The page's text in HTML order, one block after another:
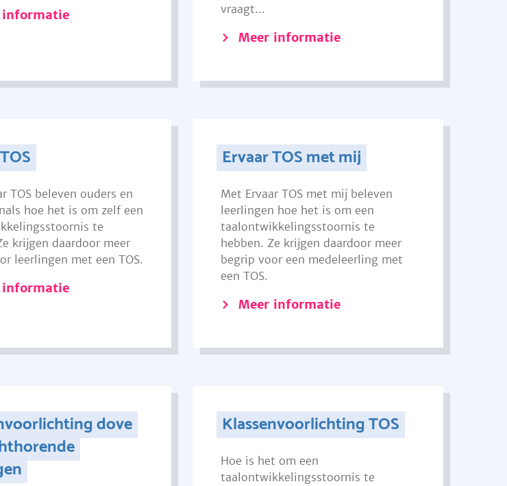
informatie
vraagt...
Meer informatie
TOS beleven ouders en
hoe het is om zelf een
te
krijgen daardoor meer
leerlingen met een TOS.
informatie
Ervaar TOS met mij
Met Ervaar TOS met mij beleven
leerlingen hoe het is om een
taalontwikkelingsstoornis te
hebben. Ze krijgen daardoor meer
begrip voor een medeleerling met
een TOS.
Meer informatie
dove
Klassenvoorlichting TOS
Hoe is het om een
taalontwikkelingsstoornis te